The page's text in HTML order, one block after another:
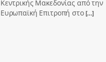
Κεντρικής Μακεδονίας από την
Ευρωπαϊκή Επιτροπή στο[…]